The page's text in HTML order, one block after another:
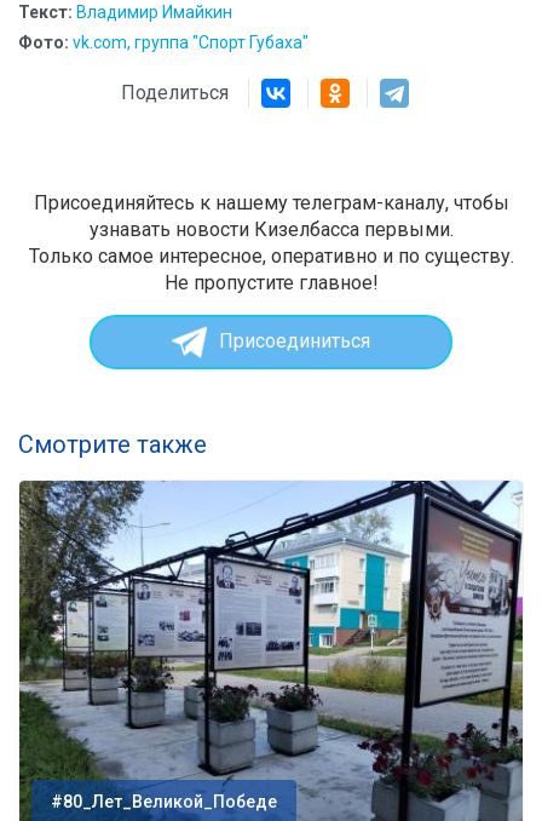
Текст: Владимир Имайкин
Фото: vk.com, группа "Спорт Губаха"
Поделиться
Присоединяйтесь к нашему телеграм-каналу, чтобы
узнавать новости Кизелбасса первыми.
Только самое интересное, оперативно и по существу.
Не пропустите главное!
Присоединиться
Смотрите также
#80_Лет_Великой_Победе